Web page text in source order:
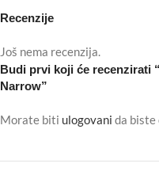
Recenzije
Još nema recenzija.
Budi prvi koji će recenzirati
Narrow”
Morate biti ulogovani da biste